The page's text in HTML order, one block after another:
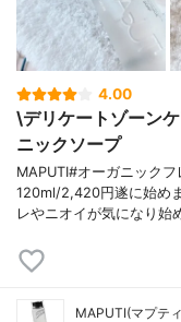
4.00
\デリケートゾーン
ニックソープ
MAPUTI#オーガニック
120ml/2,420円遂に始め
レやニオイが気になり始
MAPUTI(マプテ